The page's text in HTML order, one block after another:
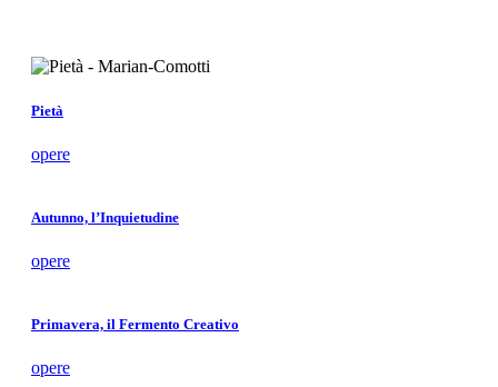
Pietà
opere
Autunno, l’Inquietudine
opere
Primavera, il Fermento Creativo
opere